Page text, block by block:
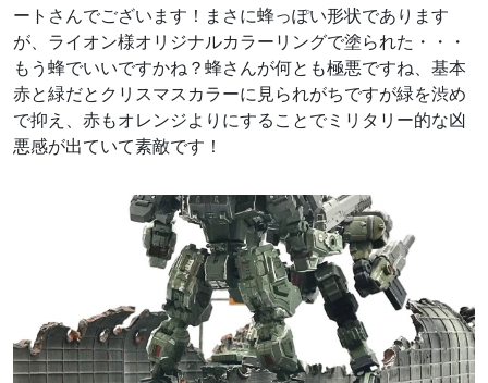
ートさんでございます！まさに蜂っぽい形状であります
が、ライオン様オリジナルカラーリングで塗られた・・・
もう蜂でいいですかね？蜂さんが何とも極悪ですね、基本
赤と緑だとクリスマスカラーに見られがちですが緑を渋め
で抑え、赤もオレンジよりにすることでミリタリー的な凶
悪感が出ていて素敵です！